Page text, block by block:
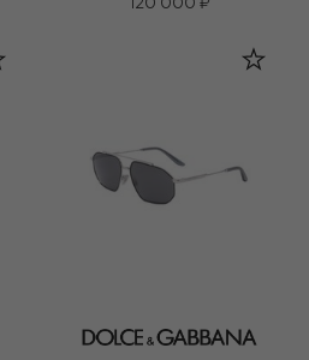
120 000 ₽